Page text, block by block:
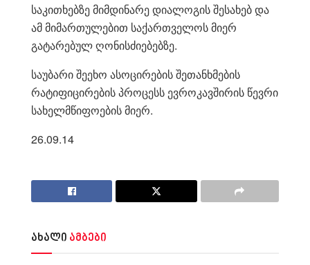
საკითხებზე მიმდინარე დიალოგის შესახებ და
ამ მიმართულებით საქართველოს მიერ
გატარებულ ღონისძიებებზე.
საუბარი შეეხო ასოცირების შეთანხმების
რატიფიცირების პროცესს ევროკავშირის წევრი
სახელმწიფოების მიერ.
26.09.14
ახალი ამბები